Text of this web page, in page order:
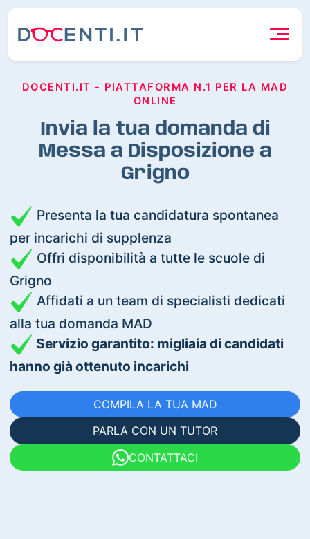
DOCENTI.IT - PIATTAFORMA N.1 PER LA MAD
ONLINE
Invia la tua domanda di
Messa a Disposizione a
Grigno
Presenta la tua candidatura spontanea
per incarichi di supplenza
Offri disponibilità a tutte le scuole di
Grigno
Affidati a un team di specialisti dedicati
alla tua domanda MAD
Servizio garantito: migliaia di candidati
hanno già ottenuto incarichi
COMPILA LA TUA MAD
PARLA CON UN TUTOR
CONTATTACI